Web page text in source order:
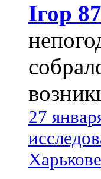
Ігор 87
27
Харькове